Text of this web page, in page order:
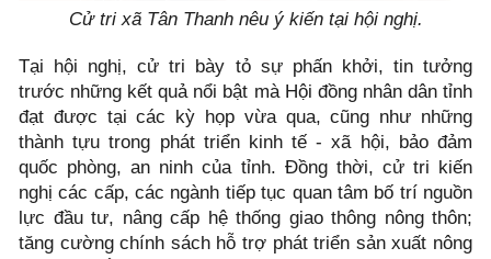
Cử tri xã Tân Thanh nêu ý kiến tại hội nghị.
Tại hội nghị, cử tri bày tỏ sự phấn khởi, tin tưởng
trước những kết quả nổi bật mà Hội đồng nhân dân tỉnh
đạt được tại các kỳ họp vừa qua, cũng như những
thành tựu trong phát triển kinh tế - xã hội, bảo đảm
quốc phòng, an ninh của tỉnh. Đồng thời, cử tri kiến
nghị các cấp, các ngành tiếp tục quan tâm bố trí nguồn
lực đầu tư, nâng cấp hệ thống giao thông nông thôn;
tăng cường chính sách hỗ trợ phát triển sản xuất nông